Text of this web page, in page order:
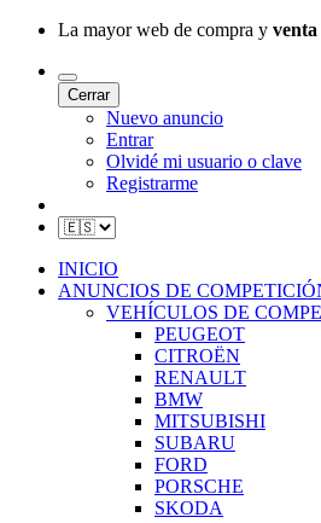
La mayor web de compra y venta
Cerrar
Nuevo anuncio
Entrar
Olvidé mi usuario o clave
Registrarme
INICIO
ANUNCIOS DE
VEHÍCULOS DE
PEUGEOT
CITROËN
RENAULT
BMW
MITSUBISHI
SUBARU
FORD
PORSCHE
SKODA